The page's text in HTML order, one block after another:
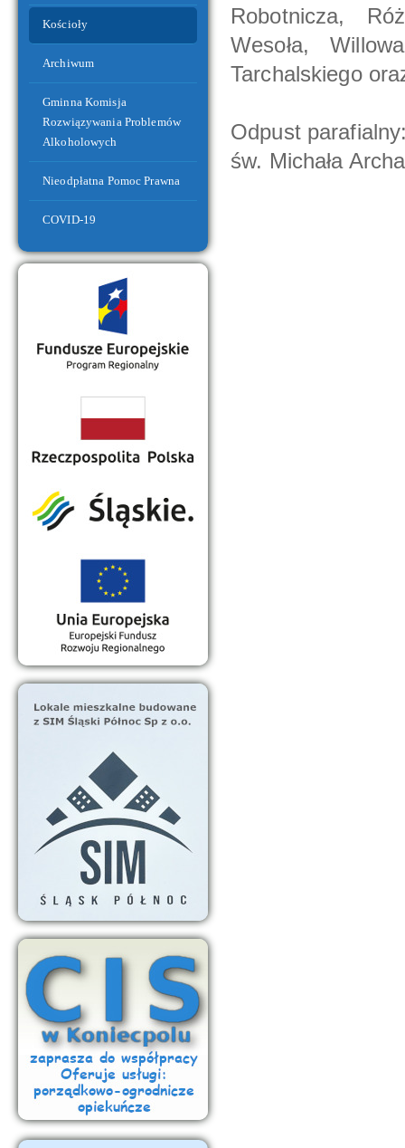
Place zabaw dla dzieci
Zachód słońca nad zalewem
Miejska Przychodnia Rejonowa oraz Pogotowie Ratunkowe
Kościoły
Archiwum
Gminna Komisja
Rozwiązywania Problemów
Alkoholowych
Nieodpłatna Pomoc Prawna
COVID-19
Robotnicza,
Wesoła,
Tarchalskiego
Odpust
św. Michała